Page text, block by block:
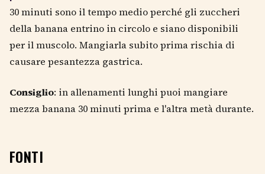
30 minuti sono il tempo medio perché gli zuccheri
della banana entrino in circolo e siano disponibili
per il muscolo. Mangiarla subito prima rischia di
causare pesantezza gastrica.
Consiglio: in allenamenti lunghi puoi mangiare
mezza banana 30 minuti prima e l'altra metà durante.
FONTI